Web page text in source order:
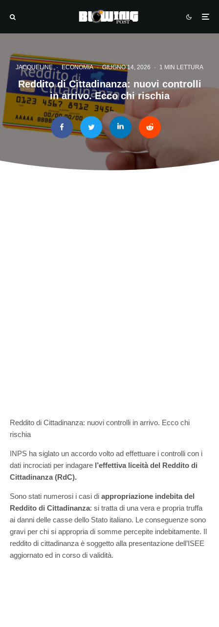
JACQUELINE · ECONOMIA · GIUGNO 14, 2026 · 1 MIN LETTURA
Reddito di Cittadinanza: nuovi controlli
in arrivo. Ecco chi rischia
Reddito di Cittadinanza: nuovi controlli in arrivo. Ecco chi
rischia
INPS ha siglato un accordo volto ad effettuare i controlli con i
dati incrociati per indagare l’effettiva liceità del Reddito di
Cittadinanza (RdC).
Sono stati numerosi i casi di appropriazione indebita del
Reddito di Cittadinanza: si tratta di una vera e propria truffa
ai danni delle casse dello Stato italiano. Le conseguenze sono
gravi per chi si appropria di somme percepite indebitamente. Il
reddito di cittadinanza è soggetto alla presentazione dell’ISEE
aggiornato ed in corso di validità.